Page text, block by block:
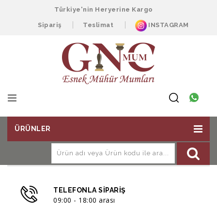
Türkiye'nin Heryerine Kargo
Sipariş Teslimat INSTAGRAM
ÜRÜNLER
TELEFONLA SIPARIŞ
09:00 - 18:00 arası